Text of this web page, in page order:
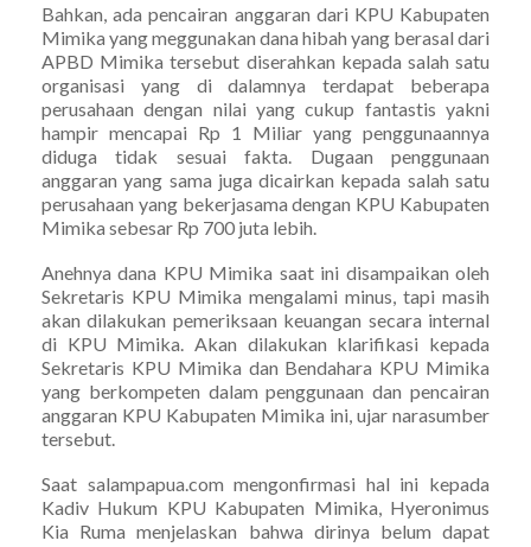
Bahkan, ada pencairan anggaran dari KPU Kabupaten
Mimika yang meggunakan dana hibah yang berasal dari
APBD Mimika tersebut diserahkan kepada salah satu
organisasi yang di dalamnya terdapat beberapa
perusahaan dengan nilai yang cukup fantastis yakni
hampir mencapai Rp 1 Miliar yang penggunaannya
diduga tidak sesuai fakta. Dugaan penggunaan
anggaran yang sama juga dicairkan kepada salah satu
perusahaan yang bekerjasama dengan KPU Kabupaten
Mimika sebesar Rp 700 juta lebih.
Anehnya dana KPU Mimika saat ini disampaikan oleh
Sekretaris KPU Mimika mengalami minus, tapi masih
akan dilakukan pemeriksaan keuangan secara internal
di KPU Mimika. Akan dilakukan klarifikasi kepada
Sekretaris KPU Mimika dan Bendahara KPU Mimika
yang berkompeten dalam penggunaan dan pencairan
anggaran KPU Kabupaten Mimika ini, ujar narasumber
tersebut.
Saat salampapua.com mengonfirmasi hal ini kepada
Kadiv Hukum KPU Kabupaten Mimika, Hyeronimus
Kia Ruma menjelaskan bahwa dirinya belum dapat